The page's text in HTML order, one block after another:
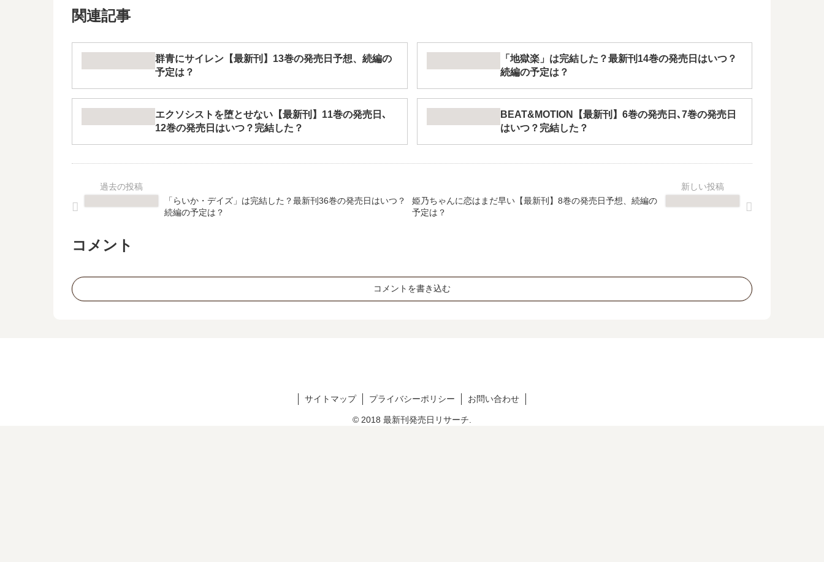
関連記事
群青にサイレン【最新刊】13巻の発売日予想、続編の
予定は？
「地獄楽」は完結した？最新刊14巻の発売日はいつ？
続編の予定は？
エクソシストを堕とせない【最新刊】11巻の発売日､
12巻の発売日はいつ？完結した？
BEAT&MOTION【最新刊】6巻の発売日､7巻の発売日
はいつ？完結した？
「らいか・デイズ」は完結した？最新刊36巻の発売日はいつ？
続編の予定は？
姫乃ちゃんに恋はまだ早い【最新刊】8巻の発売日予想、続編の
予定は？
コメント
コメントを書き込む
サイトマップ プライバシーポリシー お問い合わせ
© 2018 最新刊発売日リサーチ.